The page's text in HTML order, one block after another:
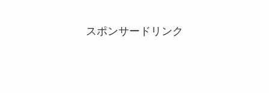
スポンサードリンク